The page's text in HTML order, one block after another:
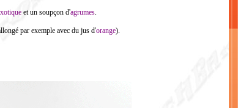
et un soupçon d'agrumes.
par exemple avec du jus d'orange).